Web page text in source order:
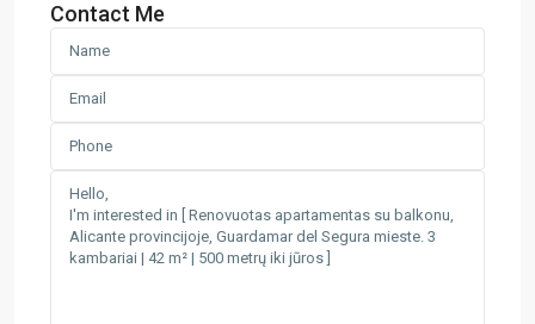
Contact Me